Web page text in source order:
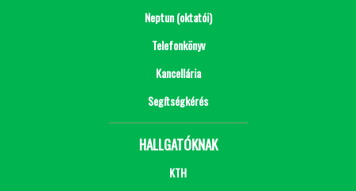
Neptun (oktatói)
Telefonkönyv
Kancellária
Segítségkérés
HALLGATÓKNAK
KTH